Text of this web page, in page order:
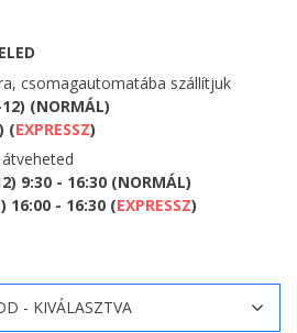
csomagautomatába szállítjuk
(NORMÁL)
(EXPRESSZ)
9:30 - 16:30 (NORMÁL)
16:00 - 16:30 (EXPRESSZ)